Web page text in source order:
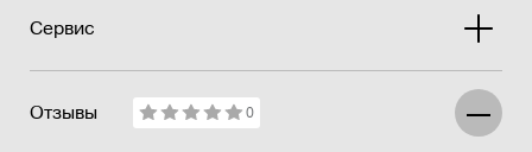
Сервис
Отзывы 0